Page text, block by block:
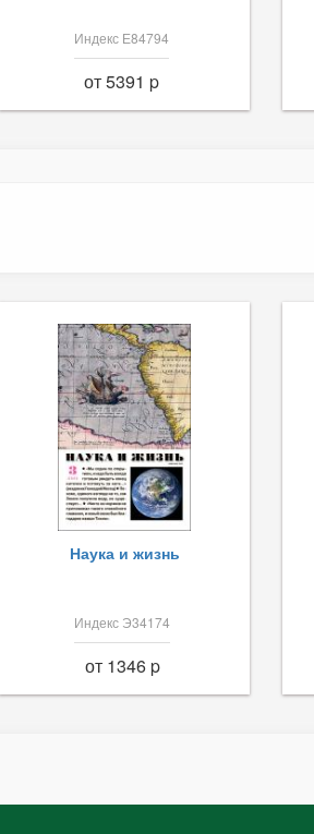
Индекс Е84794
от 5391 p
Наука и жизнь
Индекс Э34174
от 1346 p